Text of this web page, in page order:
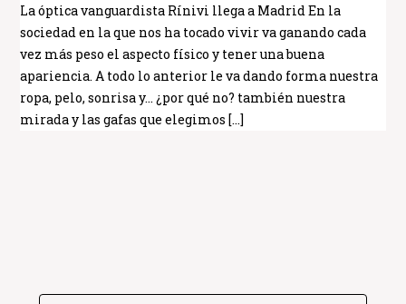
La óptica vanguardista Rínivi llega a Madrid En la
sociedad en la que nos ha tocado vivir va ganando cada
vez más peso el aspecto físico y tener una buena
apariencia. A todo lo anterior le va dando forma nuestra
ropa, pelo, sonrisa y… ¿por qué no? también nuestra
mirada y las gafas que elegimos […]